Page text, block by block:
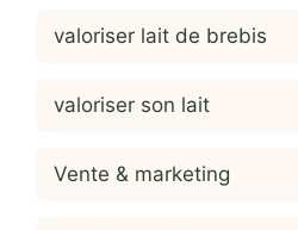
valoriser lait de brebis
valoriser son lait
Vente & marketing